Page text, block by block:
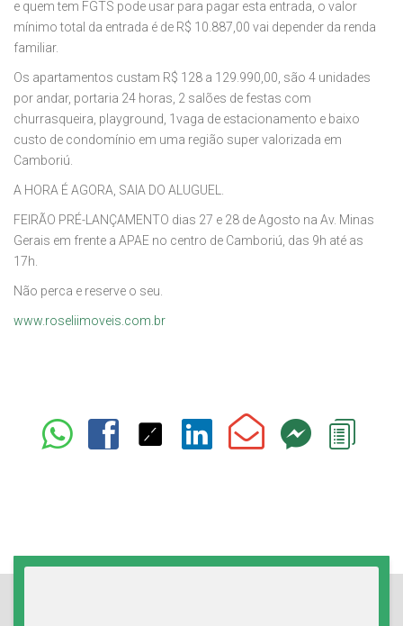
e quem tem FGTS pode usar para pagar esta entrada, o valor
mínimo total da entrada é de R$ 10.887,00 vai depender da renda
familiar.
Os apartamentos custam R$ 128 a 129.990,00, são 4 unidades
por andar, portaria 24 horas, 2 salões de festas com
churrasqueira, playground, 1vaga de estacionamento e baixo
custo de condomínio em uma região super valorizada em
Camboriú.
A HORA É AGORA, SAIA DO ALUGUEL.
FEIRÃO PRÉ-LANÇAMENTO dias 27 e 28 de Agosto na Av. Minas
Gerais em frente a APAE no centro de Camboriú, das 9h até as
17h.
Não perca e reserve o seu.
www.roseliimoveis.com.br